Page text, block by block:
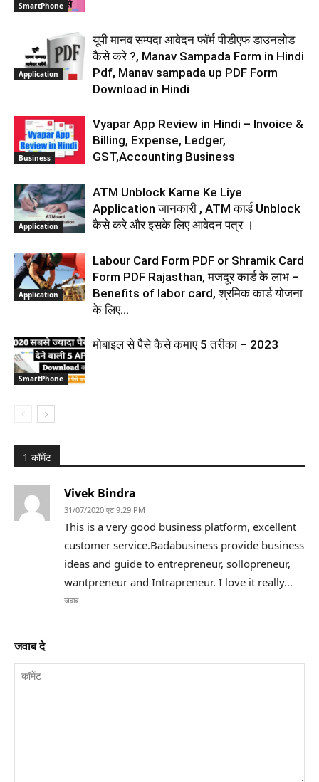
SmartPhone
Application
यूपी मानव सम्पदा आवेदन फॉर्म पीडीएफ डाउनलोड
कैसे करे ?, Manav Sampada Form in Hindi
Pdf, Manav sampada up PDF Form
Download in Hindi
Business
Vyapar App Review in Hindi – Invoice &
Billing, Expense, Ledger,
GST,Accounting Business
Application
ATM Unblock Karne Ke Liye
Application जानकारी , ATM कार्ड Unblock
कैसे करे और इसके लिए आवेदन पत्र ।
Application
Labour Card Form PDF or Shramik Card
Form PDF Rajasthan, मजदूर कार्ड के लाभ –
Benefits of labor card, श्रमिक कार्ड योजना
के लिए...
SmartPhone
मोबाइल से पैसे कैसे कमाए 5 तरीका – 2023
1 कॉमेंट
Vivek Bindra
31/07/2020 एट 9:29 PM
This is a very good business platform, excellent
customer service.Badabusiness provide business
ideas and guide to entrepreneur, sollopreneur,
wantpreneur and Intrapreneur. I love it really…
जवाब
जवाब दे